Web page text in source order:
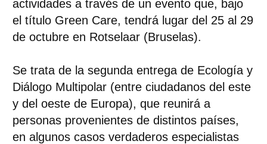
actividades a través de un eventoque, bajo
el título Green Care, tendrá lugar del 25 al 29
de octubreen Rotselaar (Bruselas).
Se trata de la segunda entrega de Ecología y
Diálogo Multipolar(entre ciudadanos del este
y del oeste de Europa), que reunirá a
personas provenientes de distintos países,
en algunos casos verdaderos especialistas